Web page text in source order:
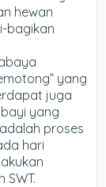
hewan
bagikan
yang
juga
yang
proses
hari